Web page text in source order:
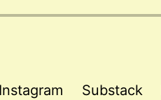
Substack